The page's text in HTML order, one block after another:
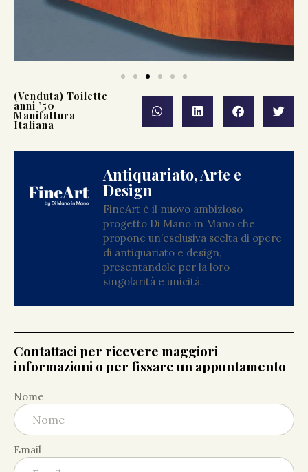
(Venduta) Toilette
anni ’50
Manifattura
Italiana
Antiquariato, Arte e
Design
FineArt è il nuovo ambizioso
progetto Di Mano in Mano che
propone un’esclusiva scelta di opere
di antiquariato e design,
presentandole per la loro
singolarità e unicità.
Contattaci per ricevere maggiori
informazioni o per fissare un appuntamento
Nome
Email